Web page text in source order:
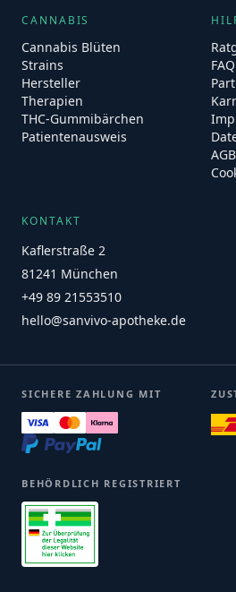
CANNABIS
Cannabis Blüten
Strains
Hersteller
Therapien
THC-Gummibärchen
Patientenausweis
FAQ
AGB
KONTAKT
Kaflerstraße 2
81241 München
+49 89 21553510
hello@sanvivo-apotheke.de
SICHERE ZAHLUNG MIT
BEHÖRDLICH REGISTRIERT